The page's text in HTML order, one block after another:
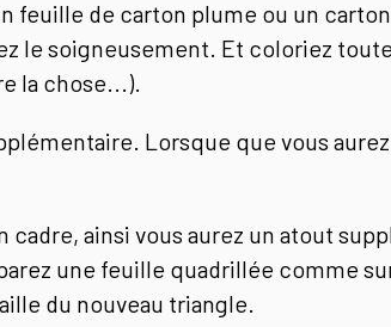
feuille de carton plume ou un
le soigneusement. Et coloriez
la chose...).
Lorsque que vous
ainsi vous aurez un atout
une feuille quadrillée comme
du nouveau triangle.